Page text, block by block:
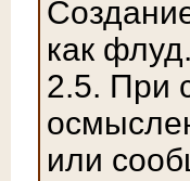
как флуд.
2.5. При
или